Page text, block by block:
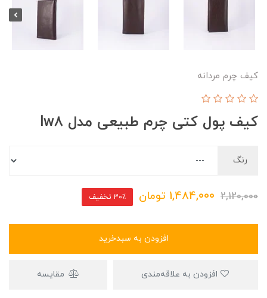
کیف چرم مردانه
کیف پول کتی چرم طبیعی مدل lw8
رنگ
2,120,000
1,484,000 تومان 30٪ تخفیف
افزودن به سبدخرید
مقایسه